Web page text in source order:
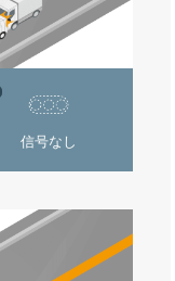
信号なし